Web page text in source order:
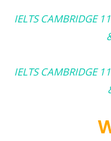
IELTS CAMBRIDGE
IELTS CAMBRIDGE